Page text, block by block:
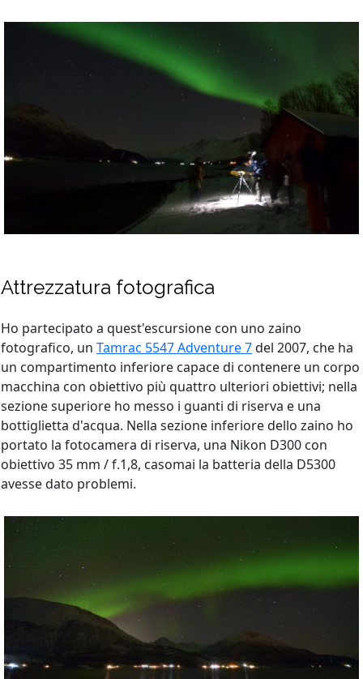
Attrezzatura fotografica
Ho partecipato a quest'escursione con uno zaino
fotografico, un Tamrac 5547 Adventure 7del 2007, che ha
un compartimento inferiore capace di contenere un corpo
macchina con obiettivo più quattro ulteriori obiettivi; nella
sezione superiore ho messo i guanti di riserva e una
bottiglietta d'acqua. Nella sezione inferiore dello zaino ho
portato la fotocamera di riserva, una Nikon D300 con
obiettivo 35 mm / f.1,8, casomai la batteria della D5300
avesse dato problemi.